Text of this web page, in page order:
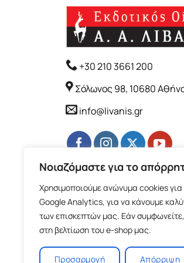
Νοιαζόμαστε για το
Χρησιμοποιούμε ανώνυμα cookies
Google Analytics, για να κάνουμε
των επισκεπτών μας. Εάν
στη βελτίωση του e-shop μας.
Προσαρμογή Απόρριψη
+30 210 3661 200
Σόλωνος 98, 10680
info@livanis.gr